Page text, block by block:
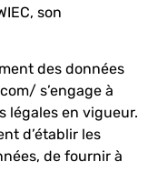
son
des données
s’engage à
légales en vigueur.
d’établir les
de fournir à